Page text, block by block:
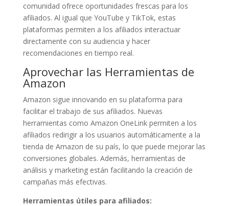
comunidad ofrece oportunidades frescas para los
afiliados. Al igual que YouTube y TikTok, estas
plataformas permiten a los afiliados interactuar
directamente con su audiencia y hacer
recomendaciones en tiempo real.
Aprovechar las Herramientas de
Amazon
Amazon sigue innovando en su plataforma para
facilitar el trabajo de sus afiliados. Nuevas
herramientas como Amazon OneLink permiten a los
afiliados redirigir a los usuarios automáticamente a la
tienda de Amazon de su país, lo que puede mejorar las
conversiones globales. Además, herramientas de
análisis y marketing están facilitando la creación de
campañas más efectivas.
Herramientas útiles para afiliados: